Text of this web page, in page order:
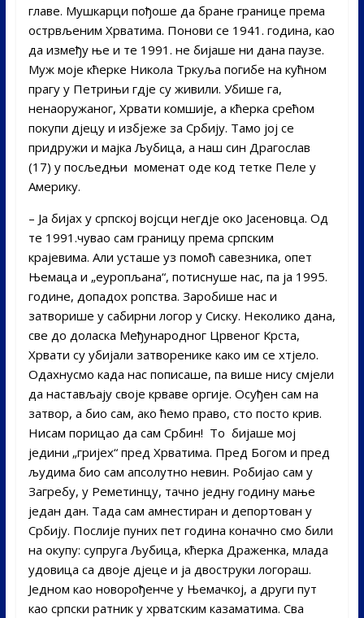
главе. Мушкарци пођоше да бране границе према
острвљеним Хрватима. Понови се 1941. година, као
да између ње и те 1991. не бијаше ни дана паузе.
Муж моје кћерке Никола Тркуља погибе на кућном
прагу у Петрињи гдје су живили. Убише га,
ненаоружаног, Хрвати комшије, а кћерка срећом
покупи дјецу и избјеже за Србију. Тамо јој се
придружи и мајка Љубица, а наш син Драгослав
(17) у посљедњи моменат оде код тетке Пеле у
Америку.
– Ја бијах у српској војсци негдје око Јасеновца. Од
те 1991.чувао сам границу према српским
крајевима. Али усташе уз помоћ савезника, опет
Њемаца и „еуропљана“, потиснуше нас, па ја 1995.
године, допадох ропства. Заробише нас и
затворише у сабирни логор у Сиску. Неколико дана,
све до доласка Међународног Црвеног Крста,
Хрвати су убијали затворенике како им се хтјело.
Одахнусмо када нас пописаше, па више нису смјели
да настављају своје крваве оргије. Осуђен сам на
затвор, а био сам, ако ћемо право, сто посто крив.
Нисам порицао да сам Србин! То бијаше мој
једини „гријех“ пред Хрватима. Пред Богом и пред
људима био сам апсолутно невин. Робијао сам у
Загребу, у Реметинцу, тачно једну годину мање
један дан. Тада сам амнестиран и депортован у
Србију. Послије пуних пет година коначно смо били
на окупу: супруга Љубица, кћерка Драженка, млада
удовица са двоје дјеце и ја двоструки логораш.
Једном као новорођенче у Њемачкој, а други пут
као српски ратник у хрватским казаматима. Сва